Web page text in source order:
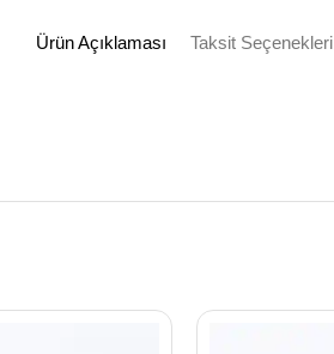
Ürün Açıklaması Taksit Seçenekleri